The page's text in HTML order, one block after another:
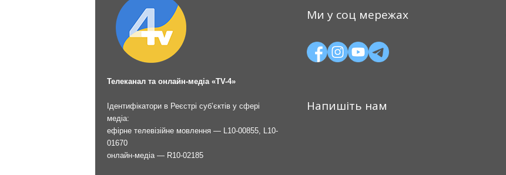
Телеканал та онлайн-медіа «TV-4»
Ідентифікатори в Реєстрі суб’єктів у сфері
медіа:
ефірне телевізійне мовлення — L10-00855, L10-
01670
онлайн-медіа — R10-02185
Ми у соц мережах
Напишіть нам